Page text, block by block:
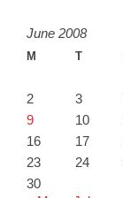
June 2008
M T
2
3
9
10
16
17
23
24
30